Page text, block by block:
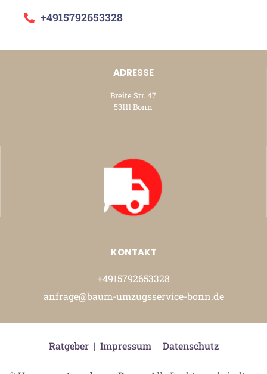
+4915792653328
ADRESSE
Breite Str. 47
53111 Bonn
KONTAKT
+4915792653328
anfrage@baum-umzugsservice-bonn.de
Ratgeber| Impressum| Datenschutz